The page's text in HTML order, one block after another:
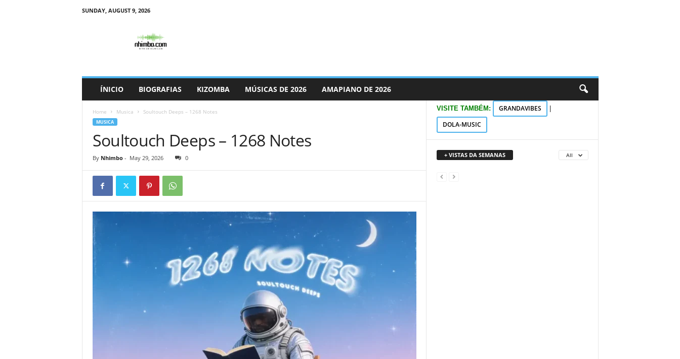
SUNDAY, AUGUST 9, 2026
ÍNICIO BIOGRAFIAS KIZOMBA MÚSICAS DE 2026 AMAPIANO DE 2026
Home Musica Soultouch Deeps – 1268 Notes
MUSICA
Soultouch Deeps – 1268 Notes
By Nhimbo- May 29, 2026 0
VISITE TAMBÉM: GRANDAVIBES
DOLA-MUSIC
+ VISTAS DA SEMANAS All